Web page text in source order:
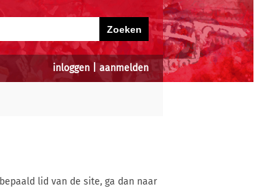
inloggen aanmelden
lid van de site, ga dan naar